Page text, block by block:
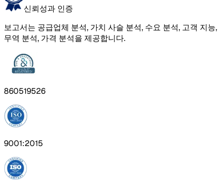
신뢰성과 인증
보고서는 공급업체 분석, 가치 사슬 분석, 수요 분석, 고객 지능,
무역 분석, 가격 분석을 제공합니다.
860519526
9001:2015